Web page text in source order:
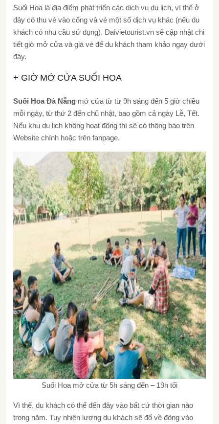
Suối Hoa là địa điểm phát triển các dịch vụ du lịch, vì thế ở
đây có thu vé vào cổng và vé một số dịch vụ khác (nếu du
khách có nhu cầu sử dụng). Daivietourist.vn sẽ cập nhật chi
tiết giờ mở cửa và giá vé để du khách tham khảo ngay dưới
đây.
+ GIỜ MỞ CỬA SUỐI HOA
Suối Hoa Đà Nẵng mở cửa từ từ 9h sáng đến 5 giờ chiều
mỗi ngày, từ thứ 2 đến chủ nhật, bao gồm cả ngày Lễ, Tết.
Nếu khu du lịch không hoạt động thì sẽ có thông báo trên
Website chính hoặc trên fanpage.
Suối Hoa mở cửa từ 5h sáng đến – 19h tối
Vì thế, du khách có thể đến đây vào bất cứ thời gian nào
trong năm. Tuy nhiên lượng du khách sẽ đổ về đông vào